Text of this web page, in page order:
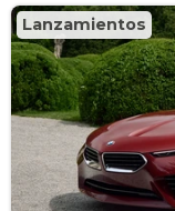
Lanzamientos